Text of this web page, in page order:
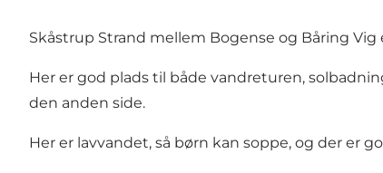
Skåstrup Strand mellem Bogense og Båring Vig
Her er god plads til både vandreturen,
den anden side.
Her er lavvandet, så børn kan soppe, og der er